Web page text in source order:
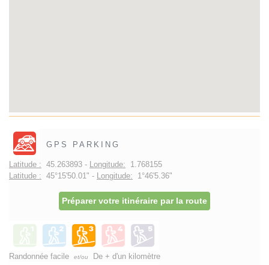
GPS PARKING
Latitude : 45.263893 - Longitude: 1.768155
Latitude : 45°15'50.01" - Longitude: 1°46'5.36"
Préparer votre itinéraire par la route
Randonnée facile et/ou De + d'un kilomètre